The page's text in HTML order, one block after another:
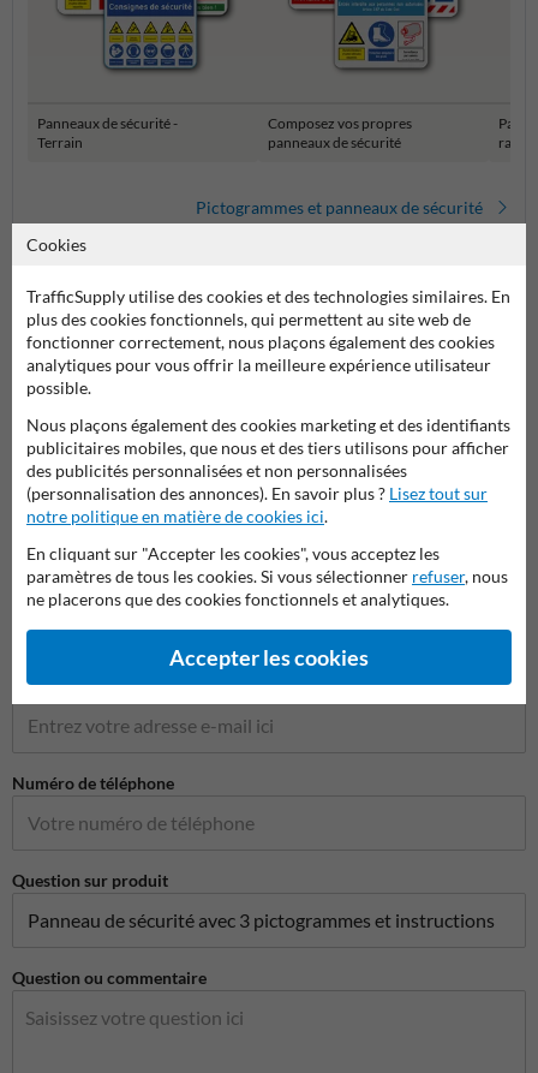
Panneaux de sécurité -
Terrain
Composez vos propres
panneaux de sécurité
Pictogrammes et panneaux de sécurité
Poser votre question à Panneausecurite.be
Nom*
Nom de l'entreprise
Adresse e-mail*
Numéro de téléphone
Question sur produit
Question ou commentaire
Cookies
TrafficSupply utilise des cookies et des technologies similaires. En
plus des cookies fonctionnels, qui permettent au site web de
fonctionner correctement, nous plaçons également des cookies
analytiques pour vous offrir la meilleure expérience utilisateur
possible.
Nous plaçons également des cookies marketing et des identifiants
publicitaires mobiles, que nous et des tiers utilisons pour afficher
des publicités personnalisées et non personnalisées
(personnalisation des annonces). En savoir plus ? Lisez tout sur
notre politique en matière de cookies ici.
En cliquant sur "Accepter les cookies", vous acceptez les
paramètres de tous les cookies. Si vous sélectionner refuser, nous
ne placerons que des cookies fonctionnels et analytiques.
Accepter les cookies